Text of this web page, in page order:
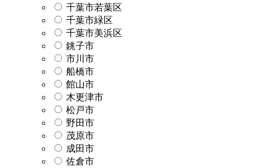
千葉市若葉区
千葉市緑区
千葉市美浜区
銚子市
市川市
船橋市
館山市
木更津市
松戸市
野田市
茂原市
成田市
佐倉市